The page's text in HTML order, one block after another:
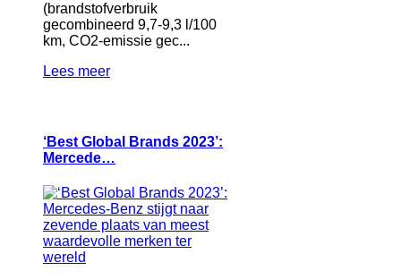
(brandstofverbruik
gecombineerd 9,7-9,3 l/100
km, CO2-emissie gec...
Lees meer
‘Best Global Brands 2023’:
Mercede…